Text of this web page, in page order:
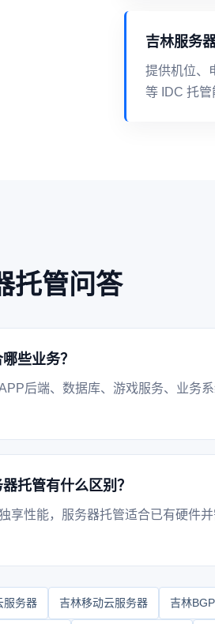
吉林服务
提供机位、
等 IDC 托管
托管问答
些业务？
后端、数据库、游戏服务、业务
托管有什么区别？
享性能，服务器托管适合已有硬件
服务器 吉林移动云服务器 吉林